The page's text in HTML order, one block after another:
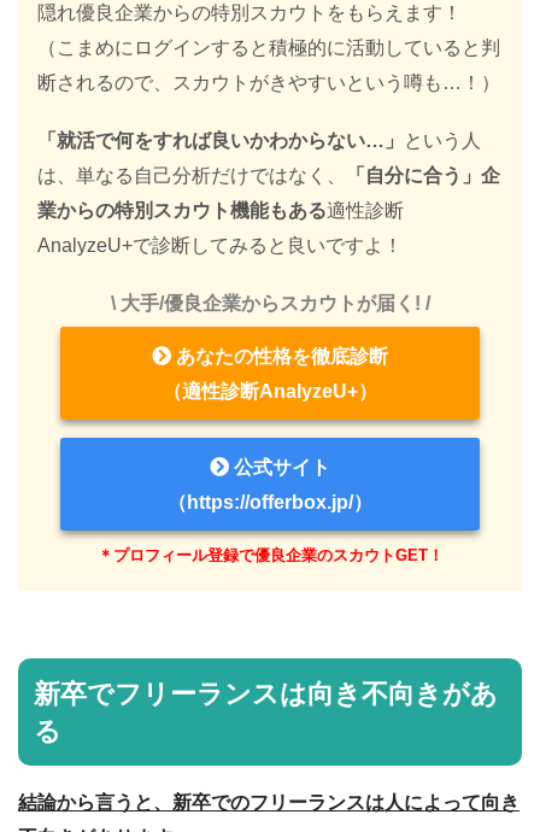
隠れ優良企業からの特別スカウトをもらえます！
（こまめにログインすると積極的に活動していると判
断されるので、スカウトがきやすいという噂も…！）
「就活で何をすれば良いかわからない…」
という人
は、単なる自己分析だけではなく、
「自分に合う」企
業からの特別スカウト機能もある適性診断
AnalyzeU+で診断してみると良いですよ！
\ 大手/優良企業からスカウトが届く! /
あなたの性格を徹底診断
（適性診断AnalyzeU+）
公式サイト
（https://offerbox.jp/）
＊プロフィール登録で優良企業のスカウトGET！
新卒でフリーランスは向き不向きがあ
る
結論から言うと、新卒でのフリーランスは人によって向き